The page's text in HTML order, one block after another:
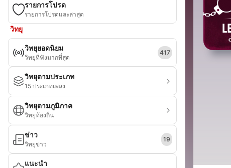
รายการโปรด
รายการโปรดและล่าสุด
วิทยุ
วิทยุยอดนิยม
วิทยุที่ฟังมากที่สุด
417
วิทยุตามประเภท
15 ประเภทเพลง
วิทยุตามภูมิภาค
วิทยุท้องถิ่น
ข่าว
วิทยุข่าว
19
แนะนำ